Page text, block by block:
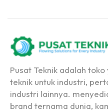
Pusat Teknik adalah
teknik untuk industri,
industri lainnya.
brand ternama dunia,